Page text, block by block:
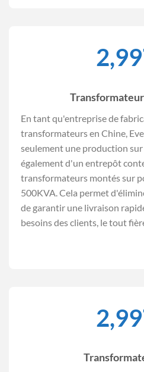
En tant qu'entreprise de
transformateurs en Chine,
seulement une production sur
également d'un entrepôt
transformateurs montés sur
500KVA. Cela permet
de garantir une livraison
besoins des clients, le tout